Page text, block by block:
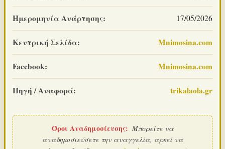
Ημερομηνία Ανάρτησης: 17/05/2026
Κεντρική Σελίδα: Mnimosina.com
Facebook: Mnimosina.com
Πηγή / Αναφορά: trikalaola.gr
Όροι Αναδημοσίευσης: Μπορείτε να
αναδημοσιεύσετε την αναγγελία, αρκεί να